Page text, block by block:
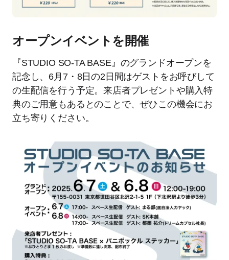
オープンイベントを開催
『STUDIO SO-TA BASE』のグランドオープンを
記念し、6月7・8日の2日間はゲストをお呼びして
の生配信を行う予定。来店者プレゼントや購入特
典のご用意もあるとのことで、ぜひこの機会にお
立ち寄りください。